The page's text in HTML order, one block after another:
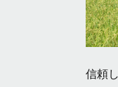
信頼